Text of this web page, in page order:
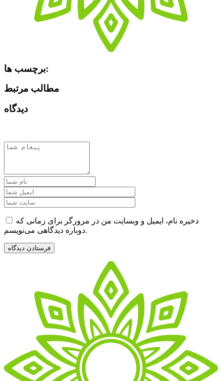
برچسب ها:
مطالب مرتبط
دیدگاه
ذخیره نام، ایمیل و وبسایت من در مرورگر برای زمانی که
دوباره دیدگاهی می‌نویسم.